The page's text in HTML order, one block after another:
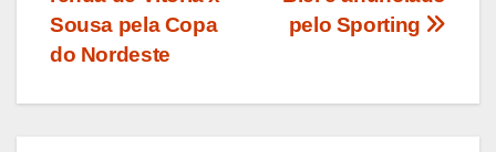
de
Post
pelo Sporting
Sousa pela Copa
do Nordeste